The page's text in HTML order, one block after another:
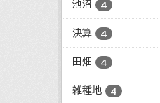
池沼 4
決算 4
田畑 4
雑種地 4